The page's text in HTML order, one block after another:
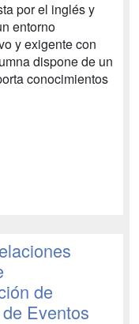
por el inglés y
entorno
y exigente con
dispone de un
conocimientos
de
Eventos